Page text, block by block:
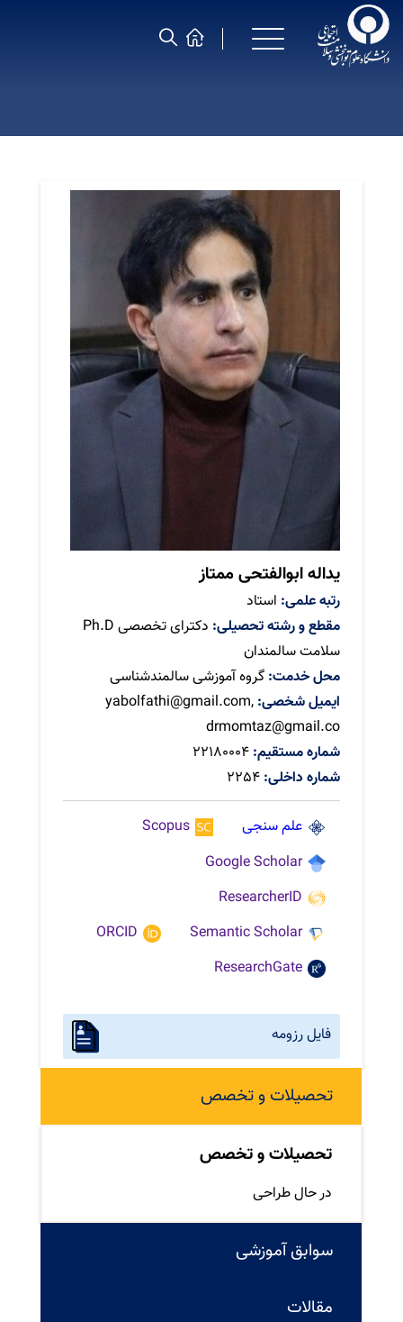
یداله ابوالفتحی ممتاز
رتبه علمی: استاد
مقطع و رشته تحصیلی:
دکترای تخصصی Ph.D
سلامت سالمندان
محل خدمت: گروه آموزشی سالمندشناسی
ایمیل شخصی: yabolfathi@gmail.com,
drmomtaz@gmail.co
شماره مستقیم: 22180004
شماره داخلی: 2254
علم سنجی
Scopus
Google Scholar
ResearcherID
Semantic Scholar
ORCID
ResearchGate
فایل رزومه
تحصیلات و تخصص
تحصیلات و تخصص
در حال طراحی
سوابق آموزشی
مقالات